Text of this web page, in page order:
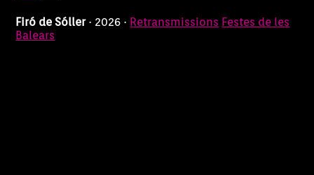
Firó de Sóller · 2026 · Retransmissions Festes de les
Balears